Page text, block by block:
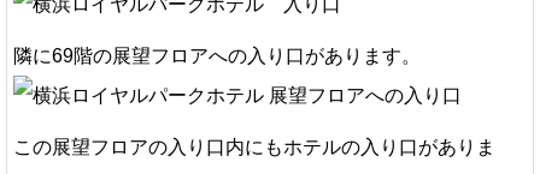
隣に69階の展望フロアへの入り口があります。
この展望フロアの入り口内にもホテルの入り口がありま